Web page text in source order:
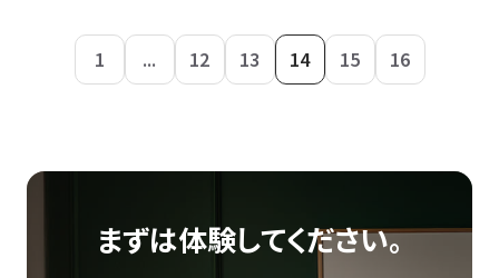
1 ... 12 13 14 15 16
まずは体験してください。